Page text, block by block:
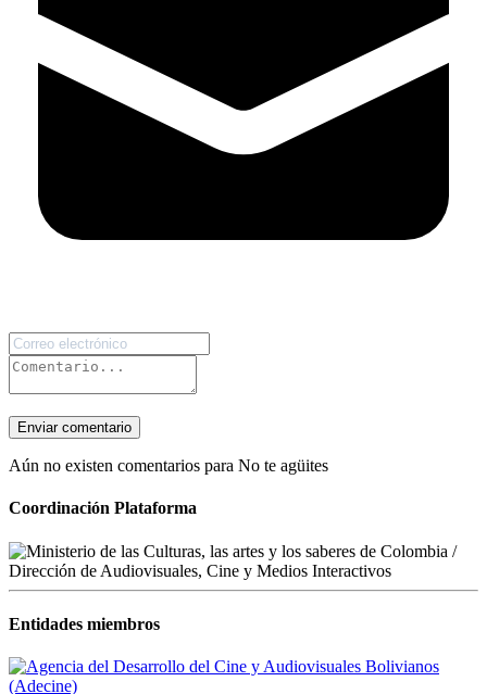
Enviar comentario
Aún no existen comentarios para No te agüites
Coordinación Plataforma
Entidades miembros